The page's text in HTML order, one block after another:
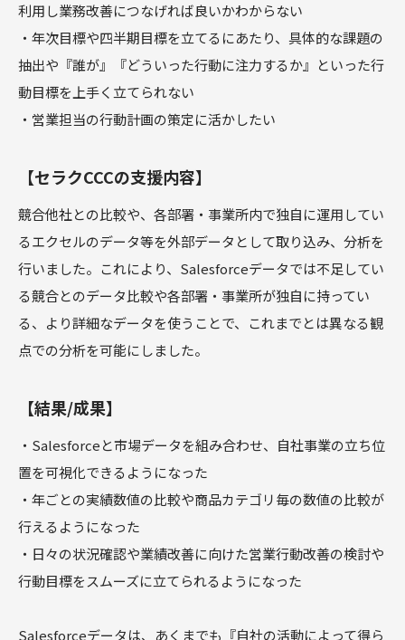
利用し業務改善につなげれば良いかわからない
・年次目標や四半期目標を立てるにあたり、具体的な課題の
抽出や『誰が』『どういった行動に注力するか』といった行
動目標を上手く立てられない
・営業担当の行動計画の策定に活かしたい
【セラクCCCの支援内容】
競合他社との比較や、各部署・事業所内で独自に運用してい
るエクセルのデータ等を外部データとして取り込み、分析を
行いました。これにより、Salesforceデータでは不足してい
る競合とのデータ比較や各部署・事業所が独自に持ってい
る、より詳細なデータを使うことで、これまでとは異なる観
点での分析を可能にしました。
【結果/成果】
・Salesforceと市場データを組み合わせ、自社事業の立ち位
置を可視化できるようになった
・年ごとの実績数値の比較や商品カテゴリ毎の数値の比較が
行えるようになった
・日々の状況確認や業績改善に向けた営業行動改善の検討や
行動目標をスムーズに立てられるようになった
Salesforceデータは、あくまでも『自社の活動によって得ら